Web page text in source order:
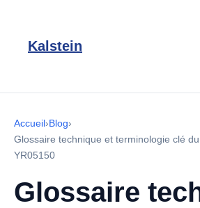
Kalstein
Accueil›Blog›
Glossaire technique et terminologie clé
YR05150
Glossaire